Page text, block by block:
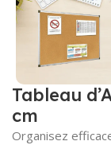
Tableau
cm
Organisez